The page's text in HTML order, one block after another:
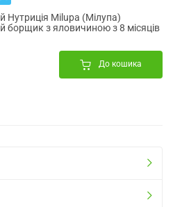
Нутриція Milupa (Мілупа)
борщик з яловичиною з 8 місяців
До кошика